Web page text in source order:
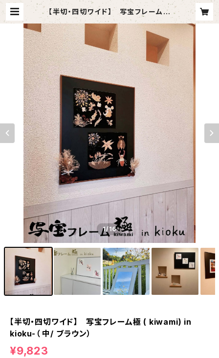
【半切・四切ワイド】 写宝フレーム極
( kiwami) in kioku-（ 中/ ブラウ
ン） | 写宝凾オンラインショップ
1/16
【半切・四切ワイド】 写宝フレーム極 ( kiwami) in
kioku-（ 中/ ブラウン）
¥9,823